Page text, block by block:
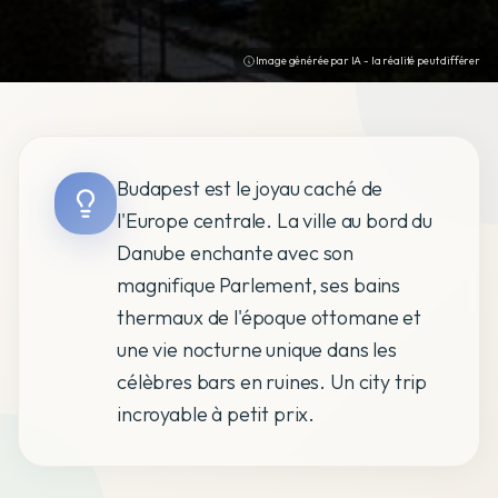
Image générée par IA - la réalité peut différer
Budapest est le joyau caché de
l'Europe centrale. La ville au bord du
Danube enchante avec son
magnifique Parlement, ses bains
thermaux de l'époque ottomane et
une vie nocturne unique dans les
célèbres bars en ruines. Un city trip
incroyable à petit prix.